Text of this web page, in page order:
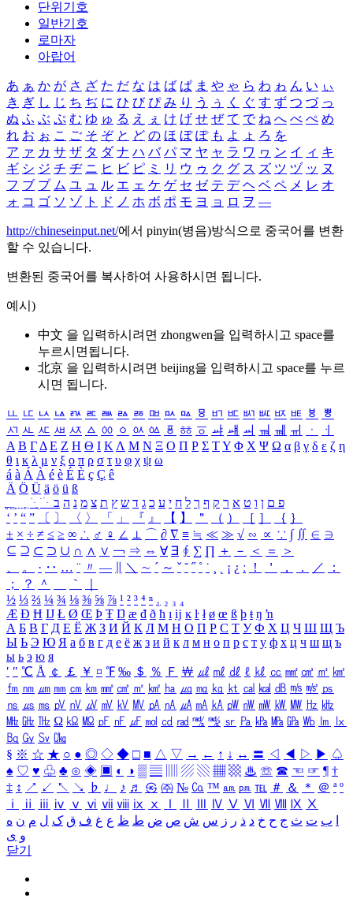
단위기호
일반기호
로마자
아랍어
あ ぁ か が さ ざ た だ な は ば ぱ ま や ゃ ら わ ゎ ん い ぃ
き ぎ し じ ち ぢ に ひ び ぴ み り う ぅ く ぐ す ず つ づ っ
ぬ ふ ぶ ぷ む ゆ ゅ る え ぇ け げ せ ぜ て で ね へ べ ぺ め
れ お ぉ こ ご そ ぞ と ど の ほ ぼ ぽ も よ ょ ろ を
ア ァ カ サ ザ タ ダ ナ ハ バ パ マ ヤ ャ ラ ワ ヮ ン イ ィ キ
ギ シ ジ チ ヂ ニ ヒ ビ ピ ミ リ ウ ゥ ク グ ス ズ ツ ヅ ッ ヌ
フ ブ プ ム ユ ュ ル エ ェ ケ ゲ セ ゼ テ デ ヘ ベ ペ メ レ オ
ォ コ ゴ ソ ゾ ト ド ノ ホ ボ ポ モ ヨ ョ ロ ヲ ―
http://chineseinput.net/에서 pinyin(병음)방식으로 중국어를 변환
할 수 있습니다.
변환된 중국어를 복사하여 사용하시면 됩니다.
예시)
中文 을 입력하시려면 zhongwen을 입력하시고 space를
누르시면됩니다.
北京 을 입력하시려면 beijing을 입력하시고 space를 누르
시면 됩니다.
ㅥ ㅦ ㅧ ㅨ ㅩ ㅪ ㅫ ㅬ ㅭ ㅮ ㅯ ㅰ ㅱ ㅲ ㅳ ㅴ ㅵ ㅶ ㅷ ㅸ
ㅹ
ㅺ ㅻ ㅼ ㅽ ㅾ ㅿ ㆀ ㆁ ㆂ ㆃ ㆄ ㆅ ㆆ ㆇ ㆈ ㆉ ㆊ ㆋ ㆌ ㆍ
ㆎ
Α Β ΓΔ Ε Ζ Η Θ Ι ΚΛ Μ Ν Ξ Ο Π Ρ Σ ΤΥ Φ Χ Ψ Ω α β γ δ ε ζ η
θ ι κ λ μ ν ξ ο π ρ σ τ υ φ χ ψ ω
á à Á À é è É È ç Ç ê
Ä Ö Ü ä ö ü ß
ִֶֹ ֻּ ׁׂ פ ם ן ו ט א ר ק ף ך ל ח י ע כ ג ד ש ץ ת צ מ נ ה ב
‘ ’ “ ” 〔 〕 〈 〉 「 」 『 』 【 】 ＂ （ ） ［ ］ ｛ ｝
± × ÷ ≠ ≤ ≥ ∞ ∴ ♂ ♀ ∠ ⊥ ⌒ ∂ ∇ ≡ ≒ ≪ ≫ √ ∽ ∝ ∵ ∫ ∬ ∈ ∋
⊆ ⊇ ⊂ ⊃ ∪ ∩ ∧ ∨ ￢ ⇒ ⇔ ∀ ∃ ∮ ∑ ∏ ＋ － ＜ ＝
＞
、
。 · ‥ … ¨ 〃 ― ＼ ∼ ´ ～ ˇ ˘ ˝ ˚ ˙ ¸ ¡ ¿ ː ！ ＇ ， ． ／
：
；
？ ＾ ｀
½ ⅓ ⅔ ¼ ¾ ⅛ ⅜ ⅝ ⅞ ¹ ² ³ ⁴ ⁿ ₁ ₂ ₃ ₄
Æ Ð Ħ Ĳ Ł Ø Œ Þ Ŧ Ŋ æ đ ð ħ ı ĳ ĸ ŀ ł ø œ ß þ ŧ ŋ ŉ
А Б В Г Д Е Ё Ж З И Й К Л М Н О П Р С Т У Ф Х Ц Ч Ш Щ Ъ
Ы Ь Э Ю Я а б в г д е ё ж з и й к л м н о п р с т у ф х ц ч ш щ ъ
ы ь э ю я
′ ″ ℃ Å ￠ ￡ ￥ ¤ ℉ ‰ ＄ ％ Ｆ ￦ ㎕ ㎖ ㎗ ℓ ㎘ ㏄ ㎣ ㎤ ㎥ ㎦
㎙ ㎚ ㎛ ㎜ ㎝ ㎞ ㎟ ㎠ ㎡ ㎢ ㏊ ㎍ ㎎ ㎏ ㏏ ㎈ ㎉ ㏈ ㎧ ㎨ ㎰
㎱ ㎲ ㎳ ㎴ ㎵ ㎶ ㎷ ㎸ ㎹ ㎀ ㎁ ㎂ ㎃ ㎄ ㎺ ㎻ ㎽ ㎾ ㎿ ㎐ ㎑
㎒ ㎓ ㎔ Ω ㏀ ㏁ ㎊ ㎋ ㎌ ㏖ ㏅ ㎭ ㎮ ㎯ ㏛ ㎩ ㎪ ㎫ ㎬ ㏝ ㏐
㏓
㏃ ㏉ ㏜ ㏆
§ ※ ☆ ★ ○ ● ◎ ◇ ◆ □ ■ △ ▽ → ← ↑ ↓ ↔ 〓 ◁ ◀ ▷ ▶ ♤
♠ ♡ ♥ ♧ ♣ ⊙ ◈ ▣ ◐ ◑ ▒ ▤ ▨ ▧ ▦ ▩ ♨ ☏ ☎ ☜ ☞ ¶ †
‡ ↕ ↗ ↙ ↖ ↘ ♭ ♩ ♪ ♬ ㉿ ㈜ № ㏇ ™ ㏂ ㏘ ℡ ＃ ＆ ＊ ＠ ª º
ⅰ
ⅱ ⅲ ⅳ ⅴ ⅵ ⅶ ⅷ ⅸ ⅹ Ⅳ Ⅴ Ⅵ Ⅶ Ⅷ Ⅸ Ⅹ
ب ت ث ج ح خ د ذ ر ز س ش ص ض ط ظ ع غ ف ق ک ل م ن ه
و ی
닫기